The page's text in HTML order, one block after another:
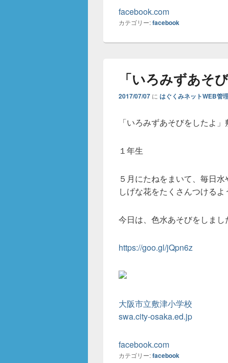
facebook.com
カテゴリー:facebook
「いろみずあそ
2017/07/07 に はぐくみネットWEB管
「いろみずあそびをしたよ
１年生
５月にたねをまいて、毎日
しげな花をたくさんつけるよ
今日は、色水あそびをしまし
https://goo.gl/jQpn6z
大阪市立敷津小学校
swa.city-osaka.ed.jp
facebook.com
カテゴリー:facebook